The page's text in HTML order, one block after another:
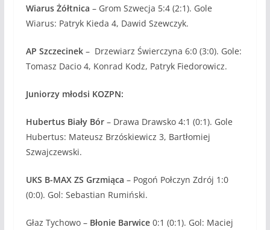
Wiarus Żółtnica – Grom Szwecja 5:4 (2:1). Gole
Wiarus: Patryk Kieda 4, Dawid Szewczyk.
AP Szczecinek – Drzewiarz Świerczyna 6:0 (3:0). Gole:
Tomasz Dacio 4, Konrad Kodz, Patryk Fiedorowicz.
Juniorzy młodsi KOZPN:
Hubertus Biały Bór – Drawa Drawsko 4:1 (0:1). Gole
Hubertus: Mateusz Brzóskiewicz 3, Bartłomiej
Szwajczewski.
UKS B-MAX ZS Grzmiąca – Pogoń Połczyn Zdrój 1:0
(0:0). Gol: Sebastian Rumiński.
Głaz Tychowo – Błonie Barwice 0:1 (0:1). Gol: Maciej